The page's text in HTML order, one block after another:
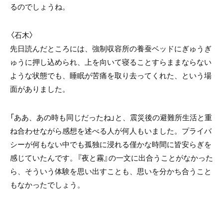
るのでしょうね。
〈石木〉
先日読んだところには、強制収容所の養蚕ベッドにぎゅうぎ
ゅうに押し込められ、上を向いて寝ることすらままならない
ような状態でも、睡眠が苦痛を取り去ってくれた、という場
面がありました。
「ああ、あの時も同じだったね」と、震災後の避難所生活と重
ね合わせながら感想を述べる人が何人もいました。プライバ
シーが何もない中でも孤独に浸れる僅かな時間に皆安らぎを
感じていたんです。『夜と霧』の一文に出合うことがなかった
ら、そういう体験を思い出すことも、思いを分かち合うこと
もなかったでしょう。